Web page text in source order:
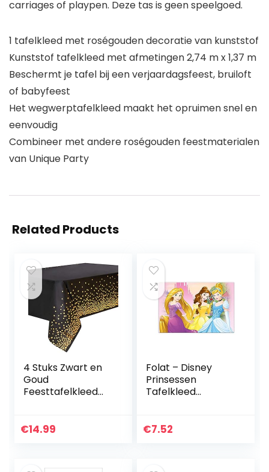
carriages of playpen. Deze tas is geen speelgoed.
1 tafelkleed met roségouden decoratie van kunststof
Kunststof tafelkleed met afmetingen 2,74 m x 1,37 m
Beschermt je tafel bij een verjaardagsfeest, bruiloft
of babyfeest
Het wegwerptafelkleed maakt het opruimen snel en
eenvoudig
Combineer met andere roségouden feestmaterialen
van Unique Party
Related Products
4 Stuks Zwart en
Goud
Feesttafelkleed
en voor Rechthoek
€14.99
Folat – Disney
Prinsessen
Tafelkleed
€7.52